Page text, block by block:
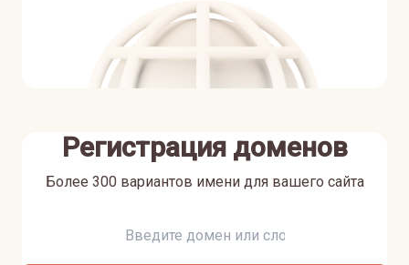
Регистрация доменов
Более 300 вариантов имени для вашего сайта